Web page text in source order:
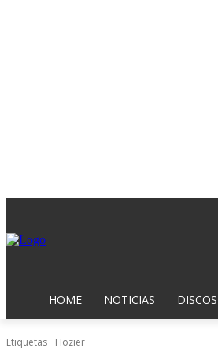
HOME NOTICIAS DISCOS
Etiquetas Hozier